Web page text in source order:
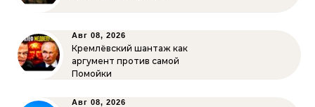
Авг 08, 2026
Кремлёвский шантаж как
аргумент против самой
Помойки
Авг 08, 2026